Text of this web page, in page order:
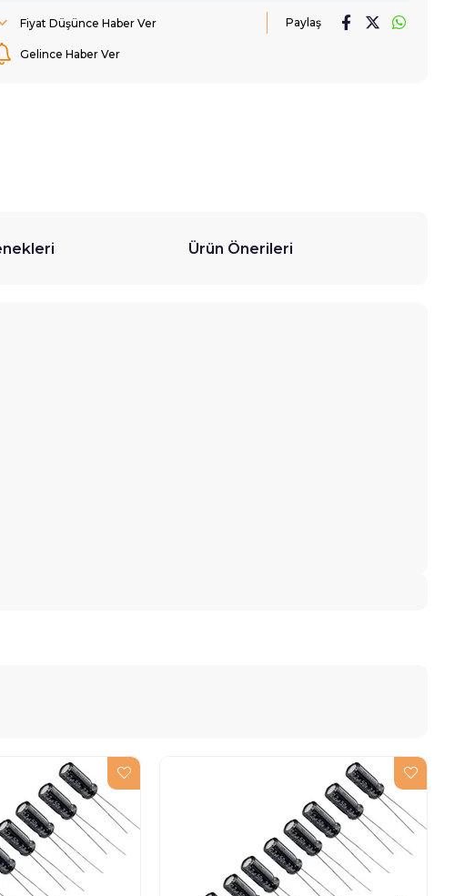
Fiyat Düşünce Haber Ver
Gelince Haber Ver
Paylaş
Ürün Önerileri